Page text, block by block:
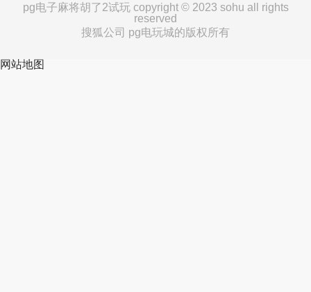
pg电子麻将胡了2试玩 copyright © 2023 sohu all rights
reserved
搜狐公司 pg电玩城的版权所有
网站地图